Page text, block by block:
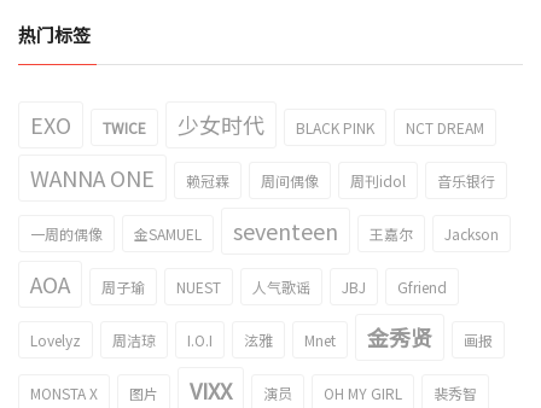
热门标签
EXO TWICE 少女时代 BLACK PINK NCT DREAM
WANNA ONE 赖冠霖 周间偶像 周刊idol 音乐银行
一周的偶像 金SAMUEL seventeen 王嘉尔 Jackson
AOA 周子瑜 NUEST 人气歌谣 JBJ Gfriend
Lovelyz 周洁琼 I.O.I 泫雅 Mnet 金秀贤 画报
MONSTA X 图片 VIXX 演员 OH MY GIRL 裴秀智